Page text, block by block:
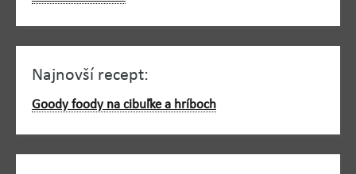
Najnovší recept:
Goody foody na cibuľke a hríboch